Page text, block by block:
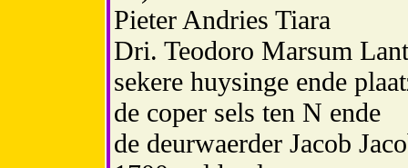
Pieter Andries Tiara
Dri. Teodoro Marsum
sekere huysinge ende
de coper sels ten N ende
de deurwaerder Jacob